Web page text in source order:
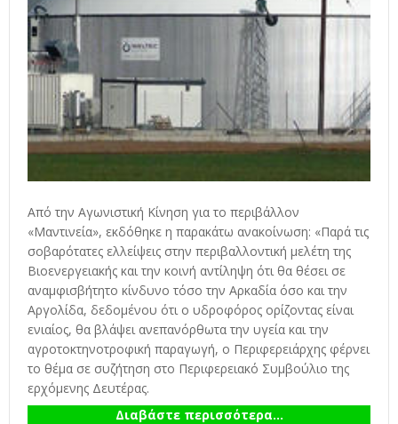
Από την Αγωνιστική Κίνηση για το περιβάλλον
«Μαντινεία», εκδόθηκε η παρακάτω ανακοίνωση: «Παρά τις
σοβαρότατες ελλείψεις στην περιβαλλοντική μελέτη της
Βιοενεργειακής και την κοινή αντίληψη ότι θα θέσει σε
αναμφισβήτητο κίνδυνο τόσο την Αρκαδία όσο και την
Αργολίδα, δεδομένου ότι ο υδροφόρος ορίζοντας είναι
ενιαίος, θα βλάψει ανεπανόρθωτα την υγεία και την
αγροτοκτηνοτροφική παραγωγή, ο Περιφερειάρχης φέρνει
το θέμα σε συζήτηση στο Περιφερειακό Συμβούλιο της
ερχόμενης Δευτέρας.
Διαβάστε περισσότερα...